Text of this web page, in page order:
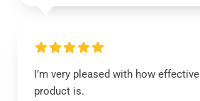
I’m very pleased with how
product is.